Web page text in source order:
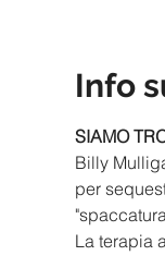
Info
SIAMO
Billy
per
La terapia